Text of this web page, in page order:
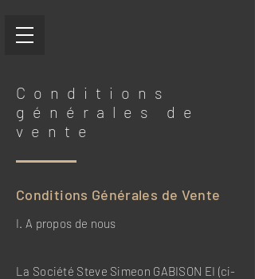
Conditions
générales de
vente
Conditions Générales de Vente
I. A propos de nous
La Société Steve Simeon GABISON EI (ci-